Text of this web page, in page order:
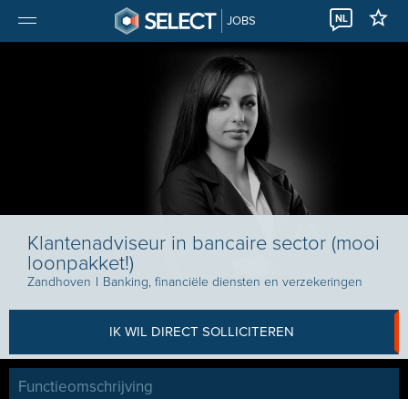
JOBS NL
Klantenadviseur in bancaire sector (mooi
loonpakket!)
Zandhoven I Banking, financiële diensten en verzekeringen
IK WIL DIRECT SOLLICITEREN
Functieomschrijving